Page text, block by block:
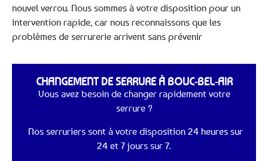
nouvel verrou. Nous sommes à votre disposition pour un
intervention rapide, car nous reconnaissons que les
problèmes de serrurerie arrivent sans prévenir
CHANGEMENT DE SERRURE À BOUC-BEL-AIR
Vous avez besoin de changer rapidement votre
serrure ?
Nos serruriers sont à votre disposition 24 heures sur
24 et 7 jours sur 7.